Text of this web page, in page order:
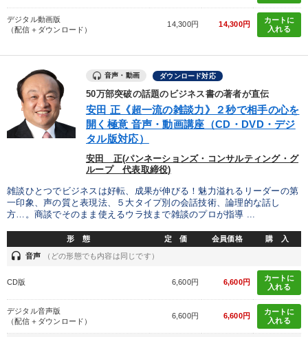
デジタル動画版
（配信＋ダウンロード）
14,300円 14,300円
カートに
入れる
音声・動画 ダウンロード対応
50万部突破の話題のビジネス書の著者が直伝
安田 正《超一流の雑談力》２秒で相手の心を
開く極意 音声・動画講座（CD・DVD・デジ
タル版対応）
安田 正(パンネーションズ・コンサルティング・グ
ループ 代表取締役)
雑談ひとつでビジネスは好転、成果が伸びる！魅力溢れるリーダーの第
一印象、声の質と表現法、５大タイプ別の会話技術、論理的な話し
方…。商談でそのまま使えるウラ技まで雑談のプロが指導 ...
形 態 定 価 会員価格 購 入
headset 音声 （どの形態でも内容は同じです）
CD版 6,600円 6,600円
カートに
入れる
デジタル音声版
（配信＋ダウンロード）
6,600円 6,600円
カートに
入れる